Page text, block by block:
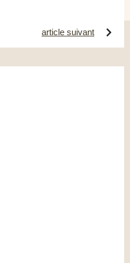
article suivant